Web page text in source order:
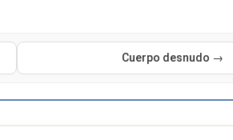
Cuerpo desnudo →